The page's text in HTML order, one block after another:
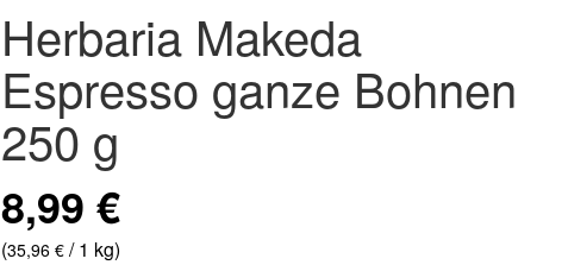
Herbaria Makeda
Espresso ganze Bohnen
250 g
8,99 €
(35,96 €/ 1 kg)